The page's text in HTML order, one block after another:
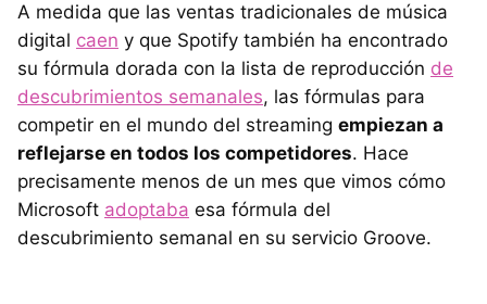
A medida que las ventas tradicionales de música
digital caen y que Spotify también ha encontrado
su fórmula dorada con la lista de reproducción de
descubrimientos semanales, las fórmulas para
competir en el mundo del streaming empiezan a
reflejarse en todos los competidores. Hace
precisamente menos de un mes que vimos cómo
Microsoft adoptaba esa fórmula del
descubrimiento semanal en su servicio Groove.